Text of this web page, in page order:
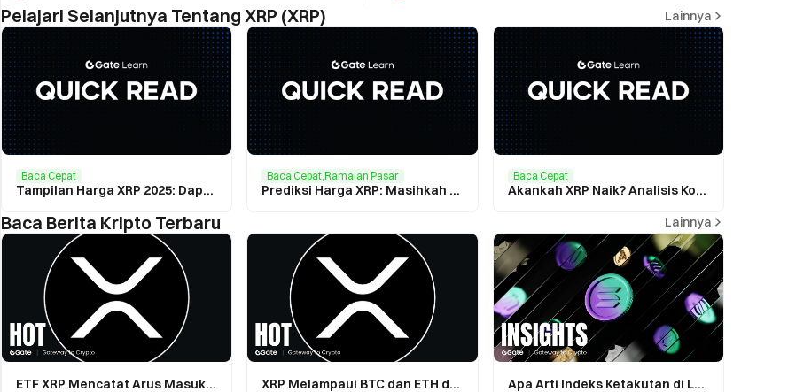
Pelajari Selanjutnya Tentang XRP (XRP) Lainnya
Baca Cepat
Tampilan Harga XRP 2025: Dapatkah XRP Mencapai $5?
Baca Cepat,Ramalan Pasar
Prediksi Harga XRP: Masihkah XRP Berpeluang Menuju $15?
Baca Cepat
Akankah XRP Naik? Analisis Komprehensif Potensi Masa Depan XRP
Baca Berita Kripto Terbaru Lainnya
ETF XRP Mencatat Arus Masuk Lebih dari $1,5 Miliar namun Turun 40%: Mengapa Modal Institusi Gagal Mendorong Harga Lebih Tinggi? XRP Melampaui BTC dan ETH dalam Ukuran Transaksi Tunggal: Apa yang Diungkap Data On-Chain? Apa Arti Indeks Ketakutan di Level 28? Memahami Sentimen Pasar Saat SOL dan XRP Menghadapi Tekanan Secara Bersamaan